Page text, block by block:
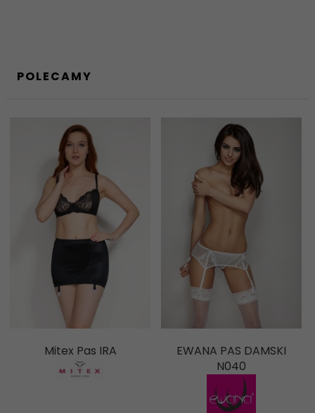
POLECAMY
Mitex Pas IRA
EWANA PAS DAMSKI
N040